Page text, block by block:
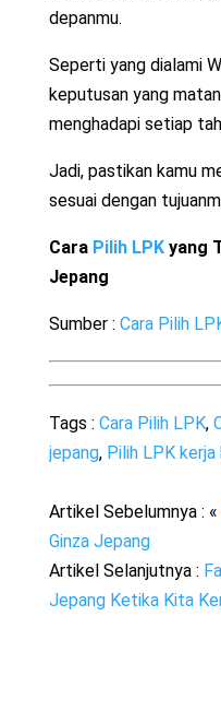
depanmu.
Seperti yang dialami
keputusan yang
menghadapi setiap
Jadi, pastikan kamu
sesuai dengan
Cara Pilih LPKyang
Jepang
Sumber : Cara Pilih
Tags : Cara Pilih LPK,
jepang, Pilih LPK kerja
Artikel Sebelumnya : «
Ginza Jepang
Artikel Selanjutnya :
Jepang Ketika Kita